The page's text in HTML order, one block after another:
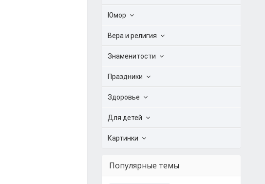
Юмор
Вера и религия
Знаменитости
Праздники
Здоровье
Для детей
Картинки
Популярные темы